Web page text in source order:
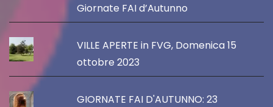
Giornate FAI d’Autunno
VILLE APERTE in FVG, Domenica 15
ottobre 2023
GIORNATE FAI D'AUTUNNO: 23